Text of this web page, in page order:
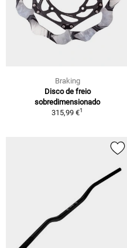
Braking
Disco de freio
sobredimensionado
315,99 €1